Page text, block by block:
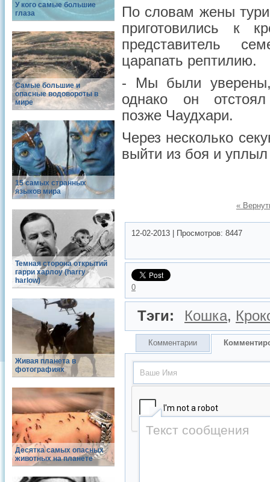
У кого самые большие
глаза
Самые большие и
опасные водовороты в
мире
15 самых странных
языков мира
Темная сторона открытий
гарри харлоу (harry
harlow)
Живая планета в
фотографиях
Десятка самых опасных
животных на планете
По словам жены
приготовились к
представитель
царапать рептилию.
- Мы были уверены,
однако он
позже Чаудхари.
Через несколько
выйти из боя и уплыл
«
12-02-2013 Просмотров: 8447
0
Тэги: Кошка,
Комментарии